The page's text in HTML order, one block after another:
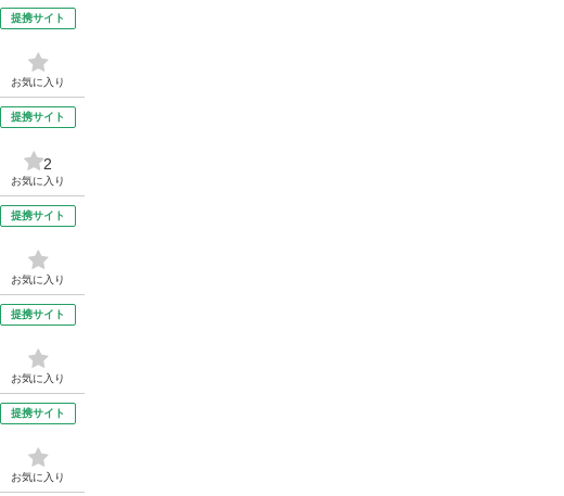
提携サイト
お気に入り
提携サイト
2
お気に入り
提携サイト
お気に入り
提携サイト
お気に入り
提携サイト
お気に入り